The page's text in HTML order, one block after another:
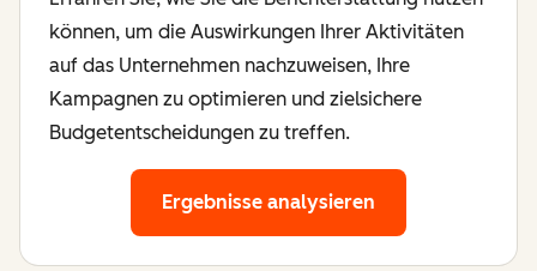
können, um die Auswirkungen Ihrer Aktivitäten
auf das Unternehmen nachzuweisen, Ihre
Kampagnen zu optimieren und zielsichere
Budgetentscheidungen zu treffen.
Ergebnisse analysieren